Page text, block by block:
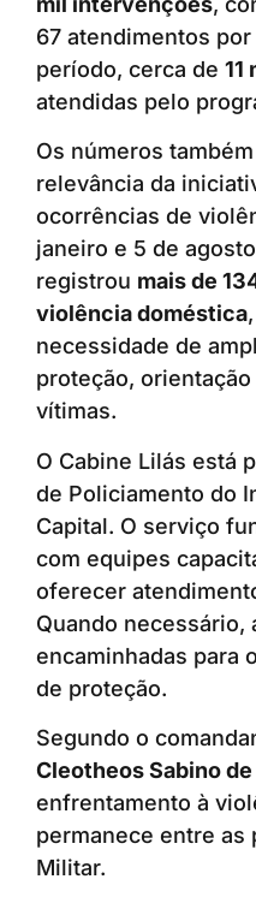
67 atendimentos
período, cerca de 11
atendidas pelo
Os números
relevância da
ocorrências de
janeiro e 5 de
registrou mais de
violência doméstica
necessidade de
proteção,
vítimas.
O Cabine Lilás está
de Policiamento do
Capital. O serviço
com equipes
oferecer
Quando necessário,
encaminhadas para
de proteção.
Segundo o
Cleotheos Sabino
enfrentamento à
permanece entre as
Militar.